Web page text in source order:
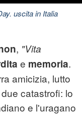
uscita in Italia
, "Vita
e memoria.
amicizia, lutto
catastrofi: lo
e l'uragano